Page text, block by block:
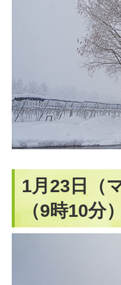
1月23日（
（9時10分）